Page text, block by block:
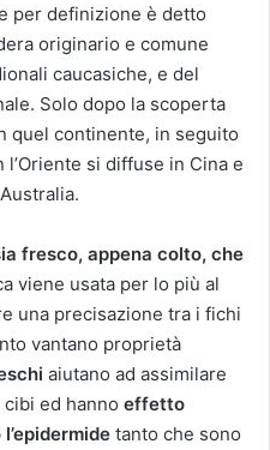
per definizione è detto
originario e comune
caucasiche, e del
Solo dopo la scoperta
quel continente, in seguito
si diffuse in Cina e
fresco, appena colto, che
viene usata per lo più al
una precisazione tra i fichi
vantano proprietà
aiutano ad assimilare
ed hanno effetto
tanto che sono